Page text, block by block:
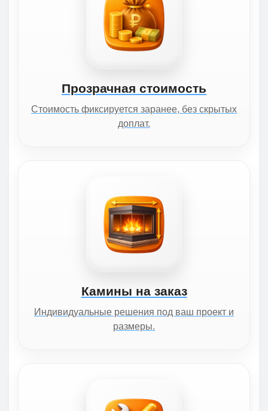
Прозрачная стоимость
Стоимость фиксируется заранее, без скрытых
доплат.
Камины на заказ
Индивидуальные решения под ваш проект и
размеры.